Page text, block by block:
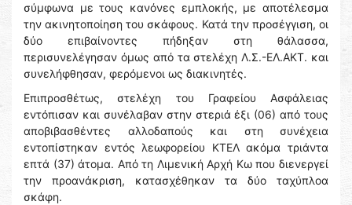
σύμφωνα με τους κανόνες εμπλοκής, με αποτέλεσμα
την ακινητοποίηση του σκάφους. Κατά την προσέγγιση, οι
δύο επιβαίνοντες πήδηξαν στη θάλασσα,
περισυνελέγησαν όμως από τα στελέχη Λ.Σ.-ΕΛ.ΑΚΤ. και
συνελήφθησαν, φερόμενοι ως διακινητές.
Επιπροσθέτως, στελέχη του Γραφείου Ασφάλειας
εντόπισαν και συνέλαβαν στην στεριά έξι (06) από τους
αποβιβασθέντες αλλοδαπούς και στη συνέχεια
εντοπίστηκαν εντός λεωφορείου ΚΤΕΛ ακόμα τριάντα
επτά (37) άτομα. Από τη Λιμενική Αρχή Κω που διενεργεί
την προανάκριση, κατασχέθηκαν τα δύο ταχύπλοα
σκάφη.